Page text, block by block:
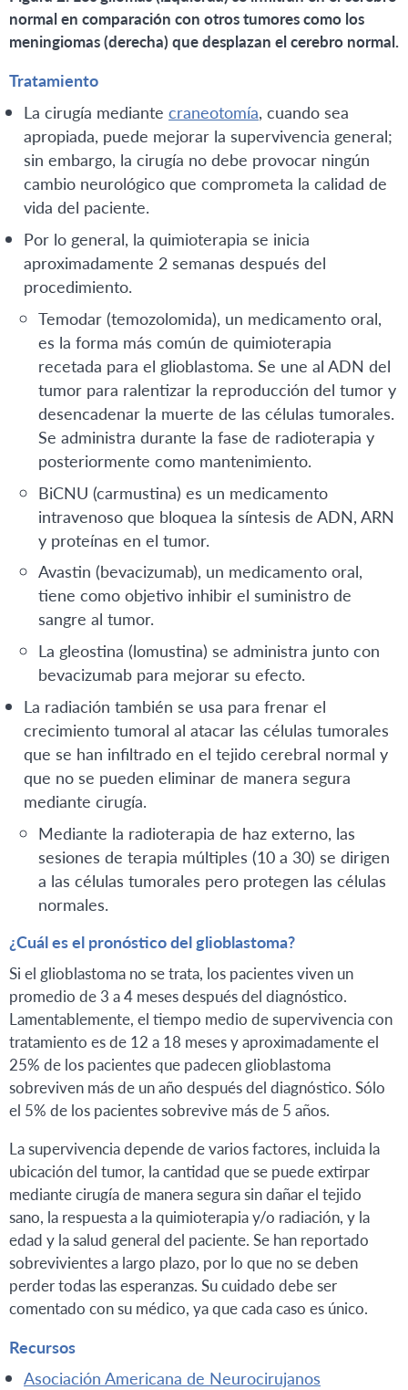
normal en comparación con otros tumores como los
meningiomas (derecha) que desplazan el cerebro normal.
Tratamiento
La cirugía mediante craneotomía, cuando sea
apropiada, puede mejorar la supervivencia general;
sin embargo, la cirugía no debe provocar ningún
cambio neurológico que comprometa la calidad de
vida del paciente.
Por lo general, la quimioterapia se inicia
aproximadamente 2 semanas después del
procedimiento.
Temodar (temozolomida), un medicamento oral,
es la forma más común de quimioterapia
recetada para el glioblastoma. Se une al ADN del
tumor para ralentizar la reproducción del tumor y
desencadenar la muerte de las células tumorales.
Se administra durante la fase de radioterapia y
posteriormente como mantenimiento.
BiCNU (carmustina) es un medicamento
intravenoso que bloquea la síntesis de ADN, ARN
y proteínas en el tumor.
Avastin (bevacizumab), un medicamento oral,
tiene como objetivo inhibir el suministro de
sangre al tumor.
La gleostina (lomustina) se administra junto con
bevacizumab para mejorar su efecto.
La radiación también se usa para frenar el
crecimiento tumoral al atacar las células tumorales
que se han infiltrado en el tejido cerebral normal y
que no se pueden eliminar de manera segura
mediante cirugía.
Mediante la radioterapia de haz externo, las
sesiones de terapia múltiples (10 a 30) se dirigen
a las células tumorales pero protegen las células
normales.
¿Cuál es el pronóstico del glioblastoma?
Si el glioblastoma no se trata, los pacientes viven un
promedio de 3 a 4 meses después del diagnóstico.
Lamentablemente, el tiempo medio de supervivencia con
tratamiento es de 12 a 18 meses y aproximadamente el
25% de los pacientes que padecen glioblastoma
sobreviven más de un año después del diagnóstico. Sólo
el 5% de los pacientes sobrevive más de 5 años.
La supervivencia depende de varios factores, incluida la
ubicación del tumor, la cantidad que se puede extirpar
mediante cirugía de manera segura sin dañar el tejido
sano, la respuesta a la quimioterapia y/o radiación, y la
edad y la salud general del paciente. Se han reportado
sobrevivientes a largo plazo, por lo que no se deben
perder todas las esperanzas. Su cuidado debe ser
comentado con su médico, ya que cada caso es único.
Recursos
Asociación Americana de Neurocirujanos